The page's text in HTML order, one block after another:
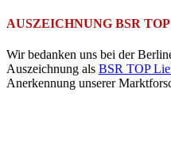
AUSZEICHNUNG BSR
Wir bedanken uns bei der
Auszeichnung als BSR TOP
Anerkennung unserer